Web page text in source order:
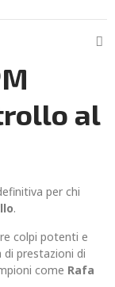
al
per chi
.
colpi potenti e
di prestazioni di
come Rafa